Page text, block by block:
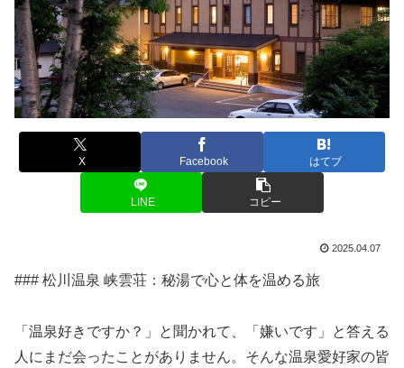
X Facebook はてブ
LINE コピー
2025.04.07
### 松川温泉 峡雲荘：秘湯で心と体を温める旅
「温泉好きですか？」と聞かれて、「嫌いです」と答える
人にまだ会ったことがありません。そんな温泉愛好家の皆